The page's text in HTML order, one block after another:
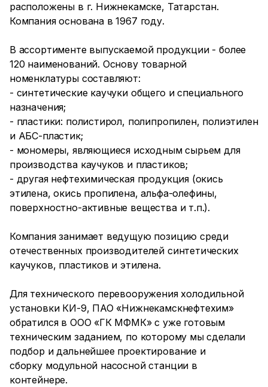
расположены в г. Нижнекамске, Татарстан.
Компания основана в 1967 году.
В ассортименте выпускаемой продукции - более
120 наименований. Основу товарной
номенклатуры составляют:
- синтетические каучуки общего и специального
назначения;
- пластики: полистирол, полипропилен, полиэтилен
и АБС-пластик;
- мономеры, являющиеся исходным сырьем для
производства каучуков и пластиков;
- другая нефтехимическая продукция (окись
этилена, окись пропилена, альфа-олефины,
поверхностно-активные вещества и т.п.).
Компания занимает ведущую позицию среди
отечественных производителей синтетических
каучуков, пластиков и этилена.
Для технического перевооружения холодильной
установки КИ-9, ПАО «Нижнекамскнефтехим»
обратился в ООО «ГК МФМК» с уже готовым
техническим заданием, по которому мы сделали
подбор и дальнейшее проектирование и
сборку модульной насосной станции в
контейнере.